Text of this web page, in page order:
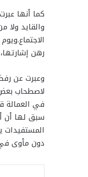
كما أنها
والقايد
رهن إشارتها، مع تحديد 22 فبراير
وعبرت عن
لاصطحاب
في العمالة
سبق لها أن
المستفيدات
دون مأوى في